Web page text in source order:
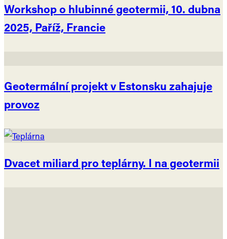
Workshop o hlubinné geotermii, 10. dubna
2025, Paříž, Francie
Geotermální projekt v Estonsku zahajuje
provoz
Dvacet miliard pro teplárny. I na geotermii